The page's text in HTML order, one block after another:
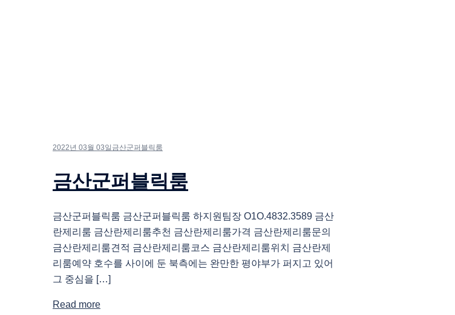
2022년 03월 03일 금산군퍼블릭룸
금산군퍼블릭룸
금산군퍼블릭룸 금산군퍼블릭룸 하지원팀장 O1O.4832.3589 금산
란제리룸 금산란제리룸추천 금산란제리룸가격 금산란제리룸문의
금산란제리룸견적 금산란제리룸코스 금산란제리룸위치 금산란제
리룸예약 호수를 사이에 둔 북측에는 완만한 평야부가 퍼지고 있어
그 중심을 […]
Read more